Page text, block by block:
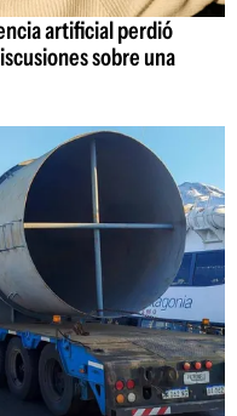
artificial perdió
sobre una